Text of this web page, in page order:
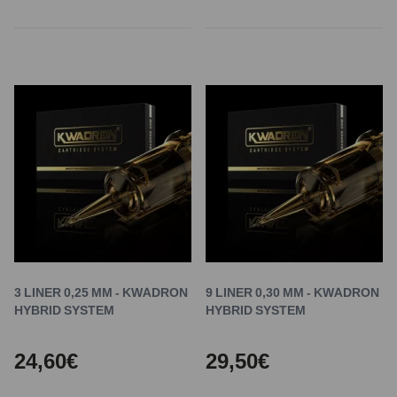
3 LINER 0,25 MM - KWADRON
HYBRID SYSTEM
24,60€
9 LINER 0,30 MM - KWADRON
HYBRID SYSTEM
29,50€